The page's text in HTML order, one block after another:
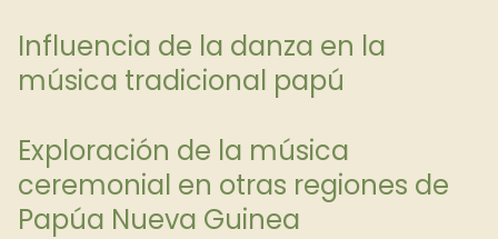
Influencia de la danza en la
música tradicional papú
Exploración de la música
ceremonial en otras regiones de
Papúa Nueva Guinea